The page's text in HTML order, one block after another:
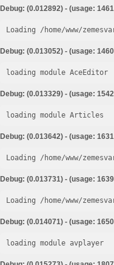
Debug: (0.012892) - (usage:
Loading /home/www/
Debug: (0.013052) - (usage:
loading module AceEditor
Debug: (0.013329) - (usage:
loading module Articles
Debug: (0.013642) - (usage:
Loading /home/www/
Debug: (0.013731) - (usage:
Loading /home/www/
Debug: (0.014071) - (usage:
loading module avplayer